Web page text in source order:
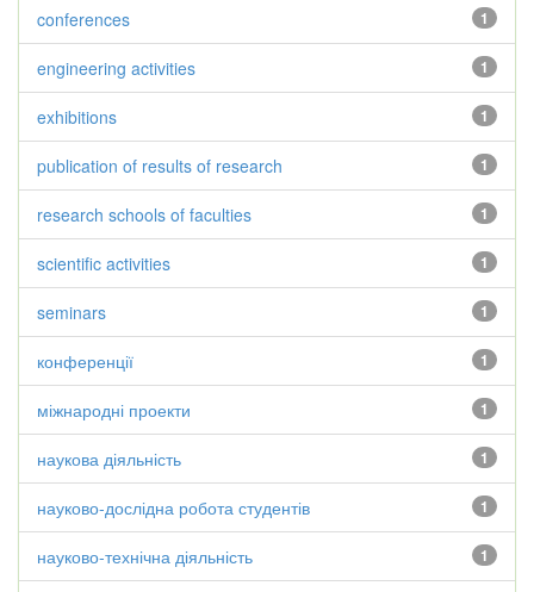
1
conferences
1
engineering activities
1
exhibitions
1
publication of results of research
1
research schools of faculties
1
scientific activities
1
seminars
1
конференції
1
міжнародні проекти
1
наукова діяльність
1
науково-дослідна робота студентів
1
науково-технічна діяльність